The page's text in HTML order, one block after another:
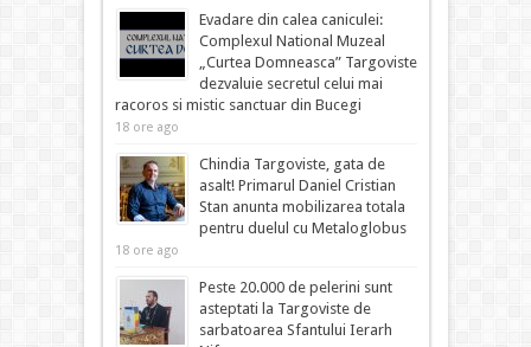
Evadare din calea caniculei:
Complexul National Muzeal
„Curtea Domneasca” Targoviste
dezvaluie secretul celui mai
racoros si mistic sanctuar din Bucegi
18 ore ago
Chindia Targoviste, gata de
asalt! Primarul Daniel Cristian
Stan anunta mobilizarea totala
pentru duelul cu Metaloglobus
18 ore ago
Peste 20.000 de pelerini sunt
asteptati la Targoviste de
sarbatoarea Sfantului Ierarh